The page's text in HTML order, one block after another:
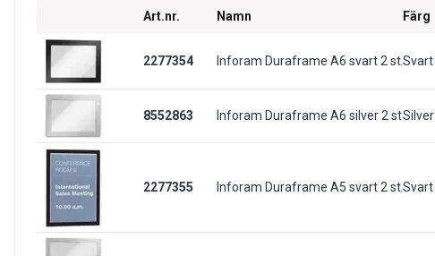
Art.nr. Namn Färg
2277354 Inforam Duraframe A6 svart 2 st/fpSvart
8552863 Inforam Duraframe A6 silver 2 st/fpSilver
2277355 Inforam Duraframe A5 svart 2 st/fpSvart